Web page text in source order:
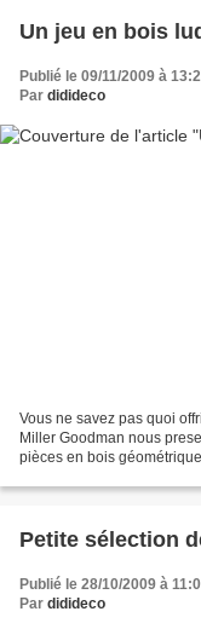
Un jeu en bois
Publié le 09/11/2009 à
Par didideco
Vous ne savez pas quoi
Miller Goodman nous
pièces en bois
Petite sélection
Publié le 28/10/2009 à
Par didideco